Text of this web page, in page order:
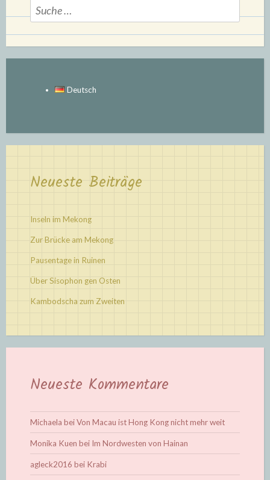
Suche
nach:
Deutsch
Neueste Beiträge
Inseln im Mekong
Zur Brücke am Mekong
Pausentage in Ruinen
Über Sisophon gen Osten
Kambodscha zum Zweiten
Neueste Kommentare
Michaela beiVon Macau ist Hong Kong nicht mehr weit
Monika Kuen bei Im Nordwesten von Hainan
agleck2016 bei Krabi